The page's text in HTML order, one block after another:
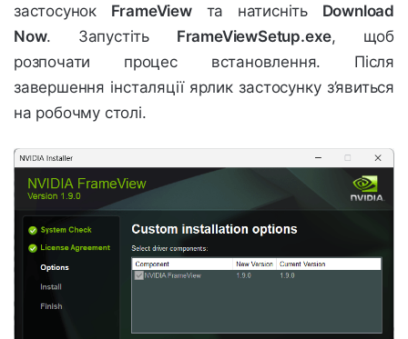
застосунок FrameViewта натисніть Download
Now. Запустіть FrameViewSetup.exe, щоб
розпочати процес встановлення. Після
завершення інсталяції ярлик застосунку з’явиться
на робочму столі.